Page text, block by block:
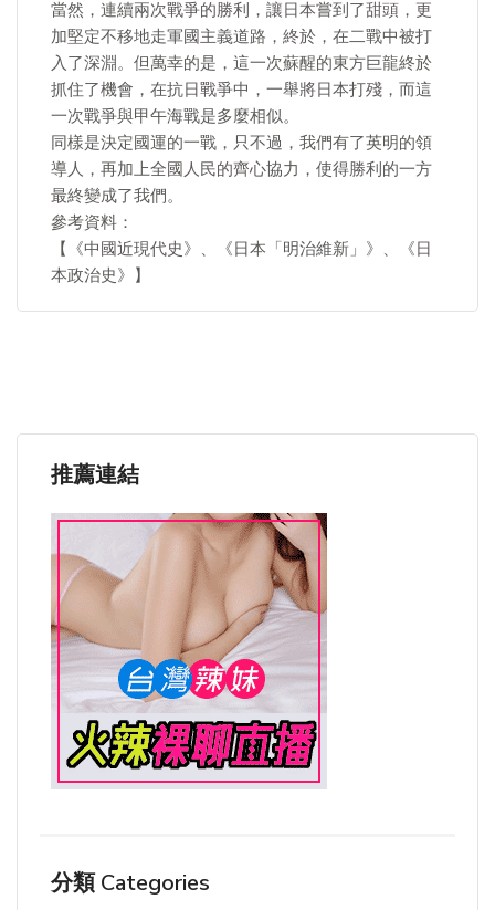
當然，連續兩次戰爭的勝利，讓日本嘗到了甜頭，更
加堅定不移地走軍國主義道路，終於，在二戰中被打
入了深淵。但萬幸的是，這一次蘇醒的東方巨龍終於
抓住了機會，在抗日戰爭中，一舉將日本打殘，而這
一次戰爭與甲午海戰是多麼相似。
同樣是決定國運的一戰，只不過，我們有了英明的領
導人，再加上全國人民的齊心協力，使得勝利的一方
最終變成了我們。
參考資料：
【《中國近現代史》、《日本「明治維新」》、《日
本政治史》】
推薦連結
分類 Categories